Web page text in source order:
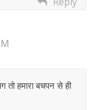
तो हमारा बचपन से ही